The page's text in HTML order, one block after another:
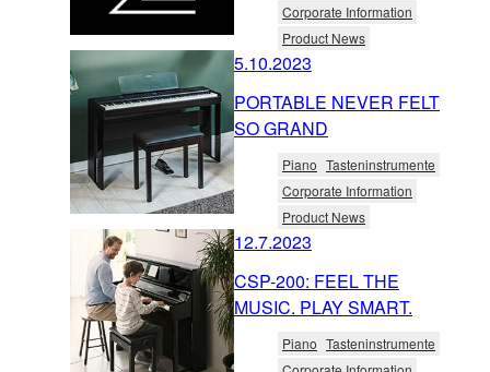
Corporate Information
Product News
5.10.2023
PORTABLE NEVER FELT
SO GRAND
Piano Tasteninstrumente
Corporate Information
Product News
12.7.2023
CSP-200: FEEL THE
MUSIC. PLAY SMART.
Piano Tasteninstrumente